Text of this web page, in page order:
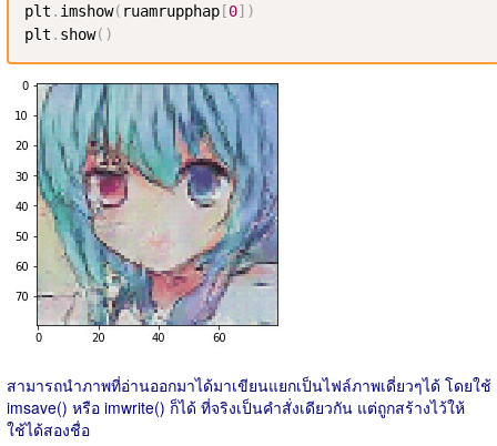
plt . imshow( ruamrupphap [0] )
plt . show( )
สามารถนำภาพที่อ่านออกมาได้มาเขียนแยกเป็นไฟล์ภาพเดี่ยวๆได้ โดยใช้
imsave() หรือ imwrite() ก็ได้ ที่จริงเป็นคำสั่งเดียวกัน แต่ถูกสร้างไว้ให้
ใช้ได้สองชื่อ